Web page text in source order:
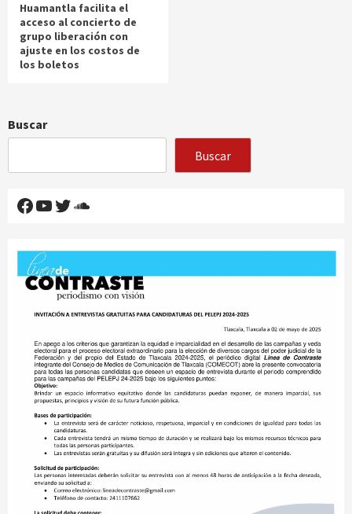
Huamantla facilita el
acceso al concierto de
grupo liberación con
ajuste en los costos de
los boletos
Buscar
Buscar
Facebook
YouTube
Twitter
SoundCloud